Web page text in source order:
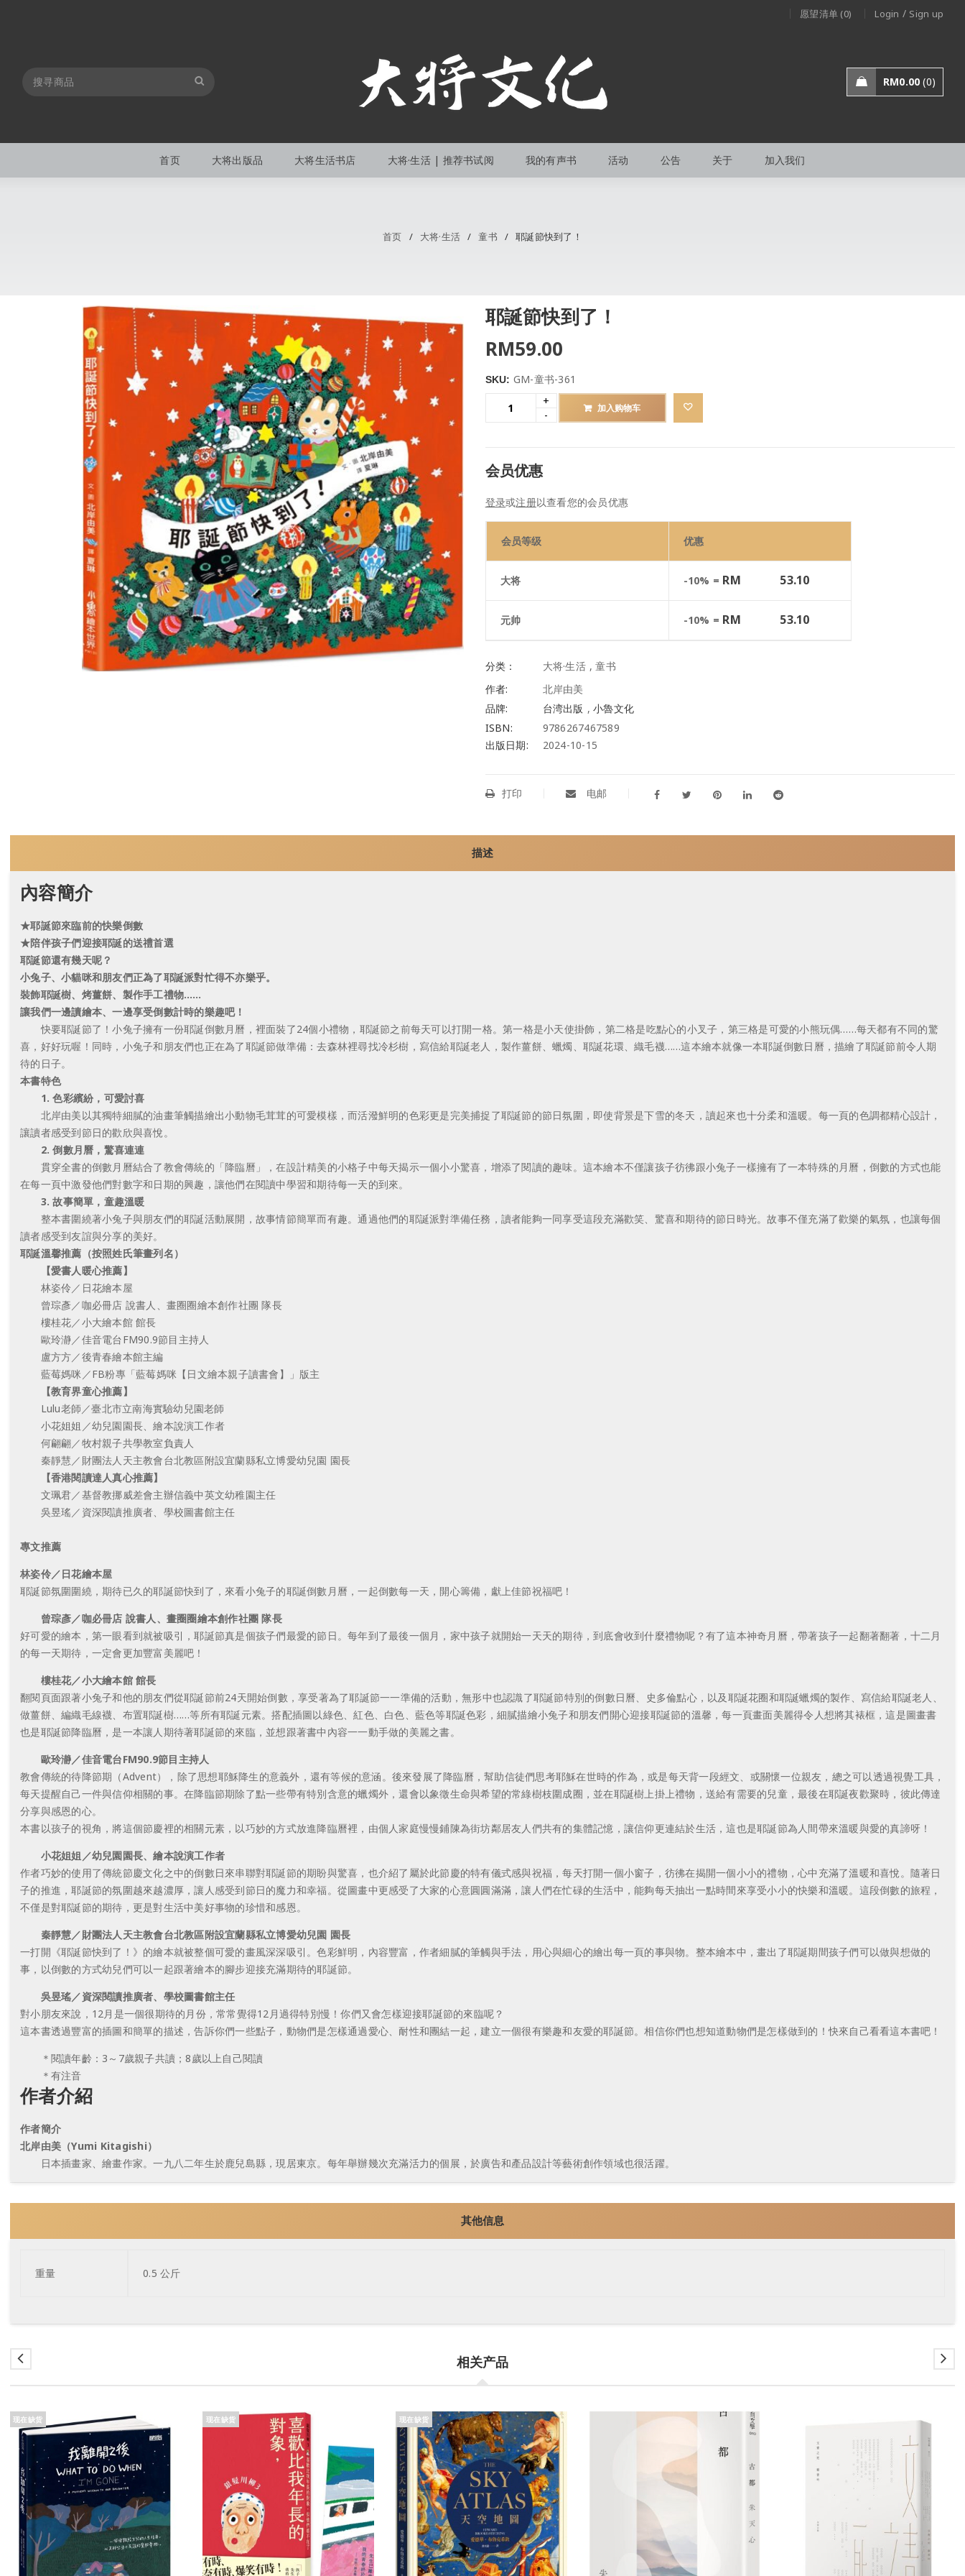
愿望清单 (0) Login / Sign up
RM0.00 0
首页 大将出版品 大将生活书店 大将·生活 | 推荐书试阅 我的有声书 活动 公告 关于 加入我们
首页 / 大将·生活 / 童书 / 耶誕節快到了！
耶誕節快到了！
RM59.00
SKU: GM-童书-361
加入购物车
会员优惠
登录或注册以查看您的会员优惠
会员等级 优惠
大将 -10% = RM 53.10
元帅 -10% = RM 53.10
分类： 大将·生活 ,童书
作者:
北岸由美
品牌:
台湾出版 ,小魯文化
ISBN:
9786267467589
出版日期:
2024-10-15
打印 电邮
描述
內容簡介
★耶誕節來臨前的快樂倒數
★陪伴孩子們迎接耶誕的送禮首選
耶誕節還有幾天呢？
小兔子、小貓咪和朋友們正為了耶誕派對忙得不亦樂乎。
裝飾耶誕樹、烤薑餅、製作手工禮物……
讓我們一邊讀繪本、一邊享受倒數計時的樂趣吧！
快要耶誕節了！小兔子擁有一份耶誕倒數月曆，裡面裝了24個小禮物，耶誕節之前每天可以打開一格。第一格是小天使掛飾，第二格是吃點心的小叉子，第三格是可愛的小熊玩偶……每天都有不同的驚
喜，好好玩喔！同時，小兔子和朋友們也正在為了耶誕節做準備：去森林裡尋找冷杉樹，寫信給耶誕老人，製作薑餅、蠟燭、耶誕花環、織毛襪……這本繪本就像一本耶誕倒數日曆，描繪了耶誕節前令人期
待的日子。
本書特色
1. 色彩繽紛，可愛討喜
北岸由美以其獨特細膩的油畫筆觸描繪出小動物毛茸茸的可愛模樣，而活潑鮮明的色彩更是完美捕捉了耶誕節的節日氛圍，即使背景是下雪的冬天，讀起來也十分柔和溫暖。每一頁的色調都精心設計，
讓讀者感受到節日的歡欣與喜悅。
2. 倒數月曆，驚喜連連
貫穿全書的倒數月曆結合了教會傳統的「降臨曆」，在設計精美的小格子中每天揭示一個小小驚喜，增添了閱讀的趣味。這本繪本不僅讓孩子彷彿跟小兔子一樣擁有了一本特殊的月曆，倒數的方式也能
在每一頁中激發他們對數字和日期的興趣，讓他們在閱讀中學習和期待每一天的到來。
3. 故事簡單，童趣溫暖
整本書圍繞著小兔子與朋友們的耶誕活動展開，故事情節簡單而有趣。通過他們的耶誕派對準備任務，讀者能夠一同享受這段充滿歡笑、驚喜和期待的節日時光。故事不僅充滿了歡樂的氣氛，也讓每個
讀者感受到友誼與分享的美好。
耶誕溫馨推薦（按照姓氏筆畫列名）
【愛書人暖心推薦】
林姿伶／日花繪本屋
曾琮彥／咖必冊店 說書人、畫圈圈繪本創作社團 隊長
樓桂花／小大繪本館 館長
歐玲瀞／佳音電台FM90.9節目主持人
盧方方／後青春繪本館主編
藍莓媽咪／FB粉專「藍莓媽咪【日文繪本親子讀書會】」版主
【教育界童心推薦】
Lulu老師／臺北市立南海實驗幼兒園老師
小花姐姐／幼兒園園長、繪本說演工作者
何翩翩／牧村親子共學教室負責人
秦靜慧／財團法人天主教會台北教區附設宜蘭縣私立博愛幼兒園 園長
【香港閱讀達人真心推薦】
文珮君／基督教挪威差會主辦信義中英文幼稚園主任
吳昱瑤／資深閱讀推廣者、學校圖書館主任
專文推薦
林姿伶／日花繪本屋
耶誕節氛圍圍繞，期待已久的耶誕節快到了，來看小兔子的耶誕倒數月曆，一起倒數每一天，開心籌備，獻上佳節祝福吧！
曾琮彥／咖必冊店 說書人、畫圈圈繪本創作社團 隊長
好可愛的繪本，第一眼看到就被吸引，耶誕節真是個孩子們最愛的節日。每年到了最後一個月，家中孩子就開始一天天的期待，到底會收到什麼禮物呢？有了這本神奇月曆，帶著孩子一起翻著翻著，十二月
的每一天期待，一定會更加豐富美麗吧！
樓桂花／小大繪本館 館長
翻閱頁面跟著小兔子和他的朋友們從耶誕節前24天開始倒數，享受著為了耶誕節一一準備的活動，無形中也認識了耶誕節特別的倒數日曆、史多倫點心，以及耶誕花圈和耶誕蠟燭的製作、寫信給耶誕老人、
做薑餅、編織毛線襪、布置耶誕樹……等所有耶誕元素。搭配插圖以綠色、紅色、白色、藍色等耶誕色彩，細膩描繪小兔子和朋友們開心迎接耶誕節的溫馨，每一頁畫面美麗得令人想將其裱框，這是圖畫書
也是耶誕節降臨曆，是一本讓人期待著耶誕節的來臨，並想跟著書中內容一一動手做的美麗之書。
歐玲瀞／佳音電台FM90.9節目主持人
教會傳統的待降節期（Advent），除了思想耶穌降生的意義外，還有等候的意涵。後來發展了降臨曆，幫助信徒們思考耶穌在世時的作為，或是每天背一段經文、或關懷一位親友，總之可以透過視覺工具，
每天提醒自己一件與信仰相關的事。在降臨節期除了點一些帶有特別含意的蠟燭外，還會以象徵生命與希望的常綠樹枝圍成圈，並在耶誕樹上掛上禮物，送給有需要的兒童，最後在耶誕夜歡聚時，彼此傳達
分享與感恩的心。
本書以孩子的視角，將這個節慶裡的相關元素，以巧妙的方式放進降臨曆裡，由個人家庭慢慢鋪陳為街坊鄰居友人們共有的集體記憶，讓信仰更連結於生活，這也是耶誕節為人間帶來溫暖與愛的真諦呀！
小花姐姐／幼兒園園長、繪本說演工作者
作者巧妙的使用了傳統節慶文化之中的倒數日來串聯對耶誕節的期盼與驚喜，也介紹了屬於此節慶的特有儀式感與祝福，每天打開一個小窗子，彷彿在揭開一個小小的禮物，心中充滿了溫暖和喜悅。隨著日
子的推進，耶誕節的氛圍越來越濃厚，讓人感受到節日的魔力和幸福。從圖畫中更感受了大家的心意圓圓滿滿，讓人們在忙碌的生活中，能夠每天抽出一點時間來享受小小的快樂和溫暖。這段倒數的旅程，
不僅是對耶誕節的期待，更是對生活中美好事物的珍惜和感恩。
秦靜慧／財團法人天主教會台北教區附設宜蘭縣私立博愛幼兒園 園長
一打開《耶誕節快到了！》的繪本就被整個可愛的畫風深深吸引。色彩鮮明，內容豐富，作者細膩的筆觸與手法，用心與細心的繪出每一頁的事與物。整本繪本中，畫出了耶誕期間孩子們可以做與想做的
事，以倒數的方式幼兒們可以一起跟著繪本的腳步迎接充滿期待的耶誕節。
吳昱瑤／資深閱讀推廣者、學校圖書館主任
對小朋友來說，12月是一個很期待的月份，常常覺得12月過得特別慢！你們又會怎樣迎接耶誕節的來臨呢？
這本書透過豐富的插圖和簡單的描述，告訴你們一些點子，動物們是怎樣通過愛心、耐性和團結一起，建立一個很有樂趣和友愛的耶誕節。相信你們也想知道動物們是怎樣做到的！快來自己看看這本書吧！
＊閱讀年齡：3～7歲親子共讀；8歲以上自己閱讀
＊有注音
作者介紹
作者簡介
北岸由美（Yumi Kitagishi）
日本插畫家、繪畫作家。一九八二年生於鹿兒島縣，現居東京。每年舉辦幾次充滿活力的個展，於廣告和產品設計等藝術創作領域也很活躍。
其他信息
重量 0.5 公斤
相关产品
现在缺货 现在缺货 现在缺货